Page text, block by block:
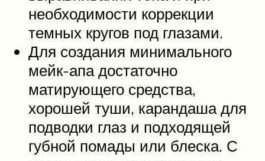
необходимости коррекции
темных кругов под глазами.
Для создания минимального
мейк-апа достаточно
матирующего средства,
хорошей туши, карандаша для
подводки глаз и подходящей
губной помады или блеска. С